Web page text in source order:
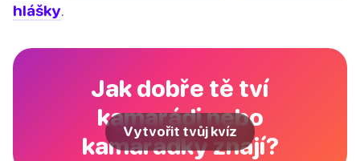
hlášky.
Jak dobře tě tví
kamarádi nebo
kamarádky znají?
Vytvořit tvůj kvíz